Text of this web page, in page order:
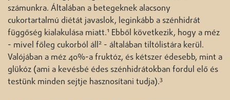
számunkra. Általában a betegeknek alacsony
cukortartalmú diétát javaslok, leginkább a szénhidrát
függőség kialakulása miatt.1 Ebből következik, hogy a méz
- mivel főleg cukorból áll2 - általában tiltólistára kerül.
Valójában a méz 40%-a fruktóz, és kétszer édesebb, mint a
glükóz (ami a kevésbé édes szénhidrátokban fordul elő és
testünk minden sejtje hasznosítani tudja).3